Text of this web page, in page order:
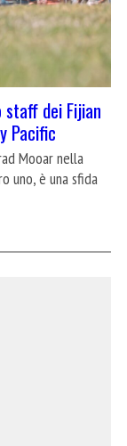
staff dei Fijian
Pacific
Mooar nella
uno, è una sfida